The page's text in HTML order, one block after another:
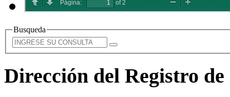
Busqueda
Dirección del Registro